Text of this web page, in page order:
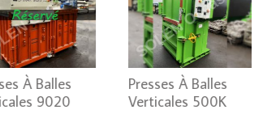
À Balles
9020
Presses À Balles
Verticales 500K